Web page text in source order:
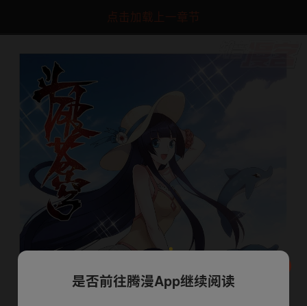
点击加载上一章节
是否前往腾漫App继续阅读